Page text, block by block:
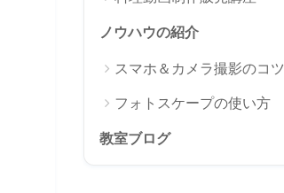
ノウハウの紹介
スマホ＆カメラ撮影のコツ
フォトスケープの使い方
教室ブログ